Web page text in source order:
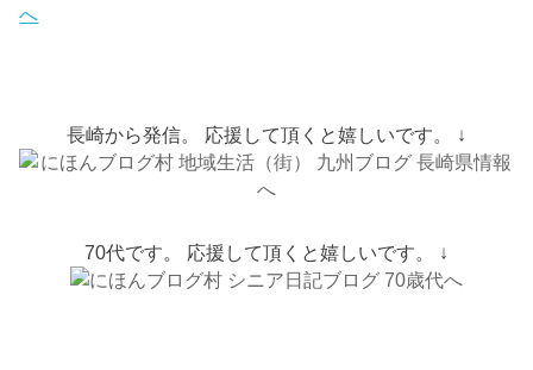
長崎から発信。 応援して頂くと嬉しいです。 ↓
70代です。 応援して頂くと嬉しいです。 ↓